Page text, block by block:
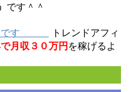
です＾＾
らです
トレンドアフィ
月収３０万円 を稼げるよ